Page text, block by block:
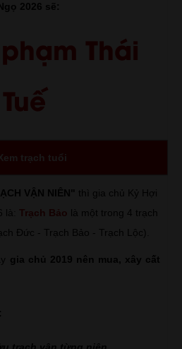
2026 sẽ:
Thái
Tuế
trạch tuổi
VẬN NIÊN" thì gia chủ Kỷ Hợi
là: Trạch Bảo là một trong 4 trạch
Đức - Trạch Bảo - Trạch Lộc).
gia chủ 2019 nên mua, xây cất